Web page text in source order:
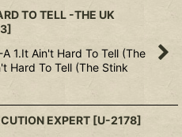
TO TELL -THE UK
]
A 1.It Ain't Hard To Tell (The
Hard To Tell (The Stink
EXPERT [U-2178]